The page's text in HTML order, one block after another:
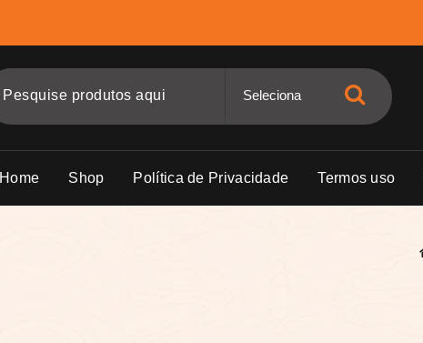
Home Shop Política de Privacidade Termos uso